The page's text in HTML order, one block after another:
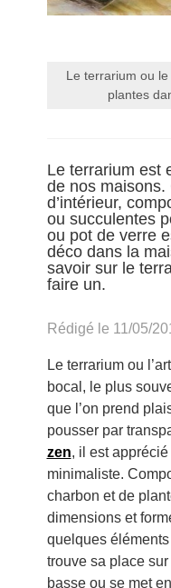
Le terrarium ou
plantes
Le terrarium est
de nos maisons.
d’intérieur,
ou succulentes
ou pot de verre
déco dans la
savoir sur le
faire un.
Rédigé le 11/05/
Le terrarium ou
bocal, le plus
que l’on prend
pousser par
zen, il est
minimaliste.
charbon et de
dimensions et
quelques
trouve sa place
basse ou se met